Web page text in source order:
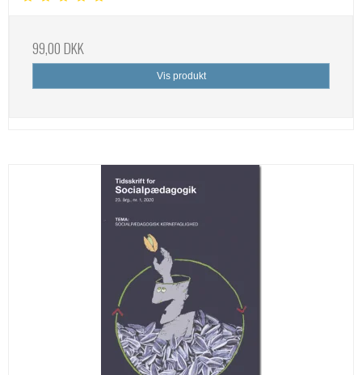
99,00 DKK
Vis produkt